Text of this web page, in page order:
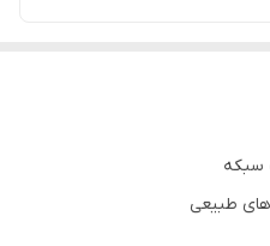
های طبیعی